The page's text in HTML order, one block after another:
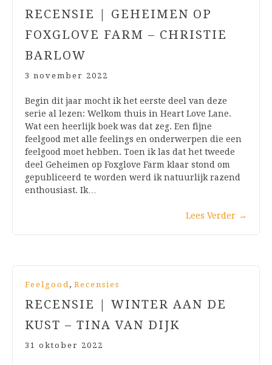
RECENSIE | GEHEIMEN OP
FOXGLOVE FARM – CHRISTIE
BARLOW
3 november 2022
Begin dit jaar mocht ik het eerste deel van deze
serie al lezen: Welkom thuis in Heart Love Lane.
Wat een heerlijk boek was dat zeg. Een fijne
feelgood met alle feelings en onderwerpen die een
feelgood moet hebben. Toen ik las dat het tweede
deel Geheimen op Foxglove Farm klaar stond om
gepubliceerd te worden werd ik natuurlijk razend
enthousiast. Ik…
Lees Verder →
Feelgood, Recensies
RECENSIE | WINTER AAN DE
KUST – TINA VAN DIJK
31 oktober 2022